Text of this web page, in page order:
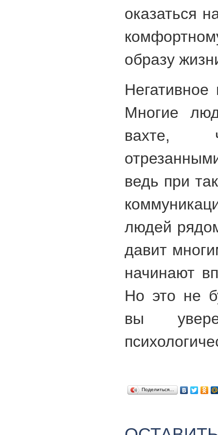
оказаться
образу
Негативное
Многие
вахте,
ведь при
людей
давит
начинают
Но это не
вы
Поделиться…